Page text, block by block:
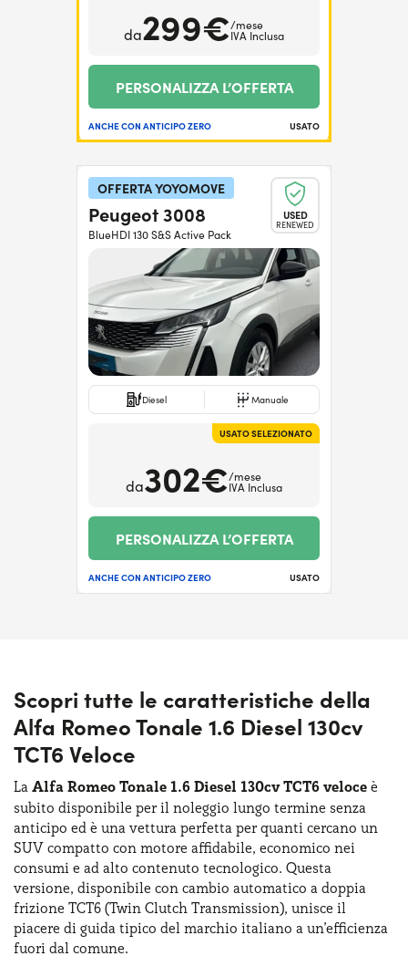
da299€/mese
IVA Inclusa
PERSONALIZZA L’OFFERTA
ANCHE CON ANTICIPO ZERO USATO
OFFERTA YOYOMOVE
USED
RENEWED
Peugeot 3008
BlueHDI 130 S&S Active Pack
Diesel Manuale
USATO SELEZIONATO
da302€/mese
IVA Inclusa
PERSONALIZZA L’OFFERTA
ANCHE CON ANTICIPO ZERO USATO
Scopri tutte le caratteristiche della
Alfa Romeo Tonale 1.6 Diesel 130cv
TCT6 Veloce
La Alfa Romeo Tonale 1.6 Diesel 130cv TCT6 veloce è
subito disponibile per il noleggio lungo termine senza
anticipo ed è una vettura perfetta per quanti cercano un
SUV compatto con motore affidabile, economico nei
consumi e ad alto contenuto tecnologico. Questa
versione, disponibile con cambio automatico a doppia
frizione TCT6 (Twin Clutch Transmission), unisce il
piacere di guida tipico del marchio italiano a un’efficienza
fuori dal comune.